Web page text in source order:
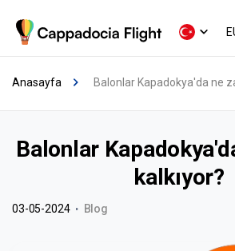
Anasayfa Balonlar Kapadokya'da ne
Balonlar
kalkıyor?
03-05-2024 Blog